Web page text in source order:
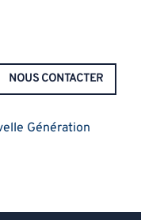
NOUS CONTACTER
Génération